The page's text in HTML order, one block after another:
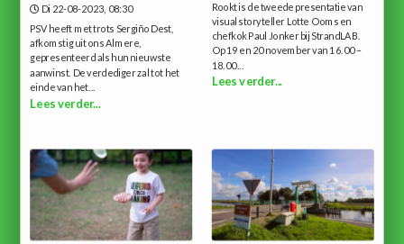
Di 22-08-2023, 08:30
PSV heeft met trots Sergiño Dest,
afkomstig uit ons Almere,
gepresenteerd als hun nieuwste
aanwinst. De verdediger zal tot het
einde van het...
Lees verder...
Rookt is de tweede presentatie van
visual storyteller Lotte Ooms en
chefkok Paul Jonker bij StrandLAB.
Op 19 en 20 november van 16.00 –
18.00...
Lees verder...